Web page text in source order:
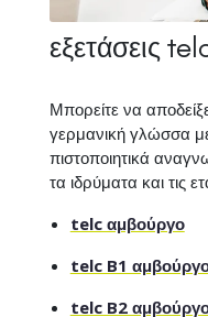
εξετάσεις
Μπορείτε να
γερμανική γλώσσα
πιστοποιητικά
τα ιδρύματα και τις
telc αμβούργο
telc B1
telc B2